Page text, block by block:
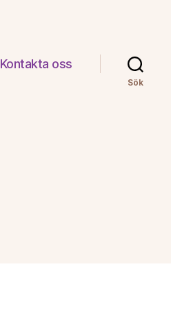
Kontakta oss
Sök